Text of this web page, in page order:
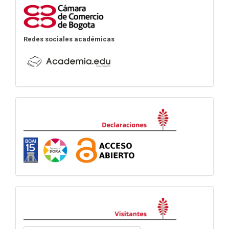
Redes sociales académicas